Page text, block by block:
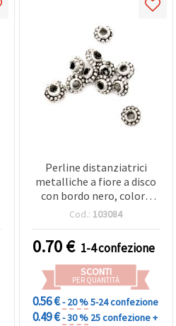
Perline distanziatrici
metalliche a fiore a disco
con bordo nero, colore
argento 8 x 5 mm, foro 2,5
Cod.: 103084
0.70€ 1-4 confezione
SCONTI
PER QUANTITÀ
0.56 €- 20 %5-24 confezione
0.49 €- 30 % 25 confezione +